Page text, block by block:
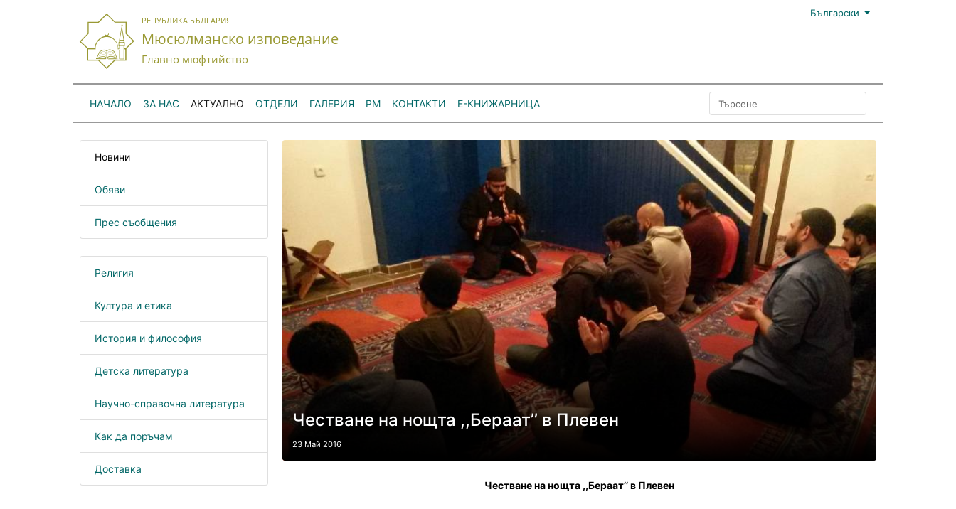
РЕПУБЛИКА БЪЛГАРИЯ
Мюсюлманско изповедание
Главно мюфтийство
Български
НАЧАЛО ЗА НАС АКТУАЛНО ОТДЕЛИ ГАЛЕРИЯ РМ КОНТАКТИ Е-КНИЖАРНИЦА
Новини
Обяви
Прес съобщения
Религия
Култура и етика
История и философия
Детска литература
Научно-справочна литература
Как да поръчам
Доставка
Честване на нощта ,,Бераат’’ в Плевен
23 Май 2016
Честване на нощта ,,Бераат’’ в Плевен